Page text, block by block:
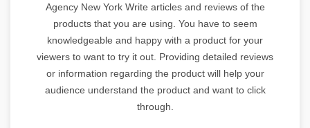
Agency New York Write articles and reviews of the
products that you are using. You have to seem
knowledgeable and happy with a product for your
viewers to want to try it out. Providing detailed reviews
or information regarding the product will help your
audience understand the product and want to click
through.